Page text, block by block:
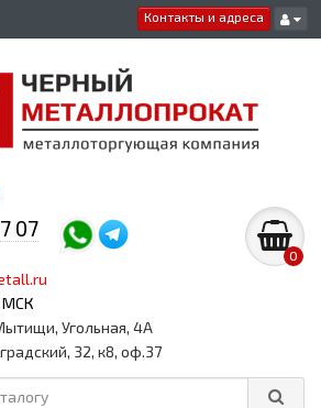
Контакты и адреса
07
МСК
0
Угольная, 4А
32, к8, оф.37